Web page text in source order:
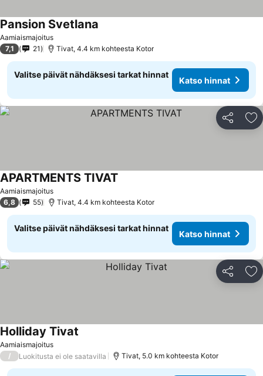
Aamiaismajoitus
Pansion Svetlana
7,1 21 Tivat, 4.4 km kohteesta Kotor
Valitse päivät nähdäksesi tarkat hinnat
Katso hinnat
Jaa
Aamiaismajoitus
APARTMENTS TIVAT
6,8 55 Tivat, 4.4 km kohteesta Kotor
Valitse päivät nähdäksesi tarkat hinnat
Katso hinnat
Jaa
Aamiaismajoitus
Holliday Tivat
/ Luokitusta ei ole saatavilla Tivat, 5.0 km kohteesta Kotor